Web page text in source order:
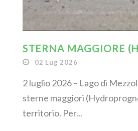
STERNA MAGGIORE
02 Lug 2026
2 luglio 2026 – Lago di
sterne maggiori
territorio. Per...